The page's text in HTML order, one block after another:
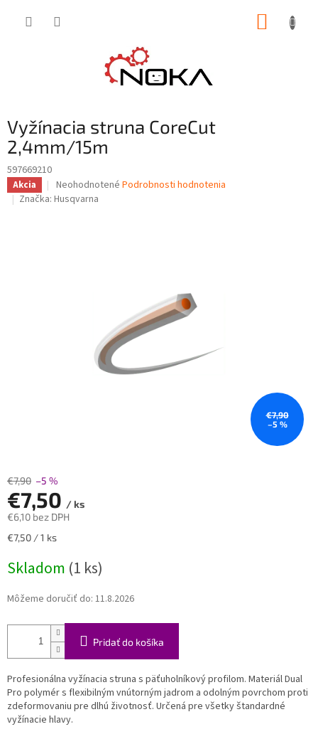
Vyžínacia struna CoreCut
2,4mm/15m
597669210
Akcia
Priemerné
hodnotenie
Neohodnotené Podrobnosti hodnotenia
Značka: Husqvarna
€7,90
–5 %
€7,90 –5 %
€7,50 / ks
€6,10 bez DPH
Jednotková
€7,50 / 1 ks
Skladom (1 ks)
Môžeme doručiť do: 11.8.2026
Pridať do košíka
Profesionálna vyžínacia struna s päťuholníkový profilom. Materiál Dual
Pro polymér s flexibilným vnútorným jadrom a odolným povrchom proti
zdeformovaniu pre dlhú životnosť. Určená pre všetky štandardné
vyžínacie hlavy.